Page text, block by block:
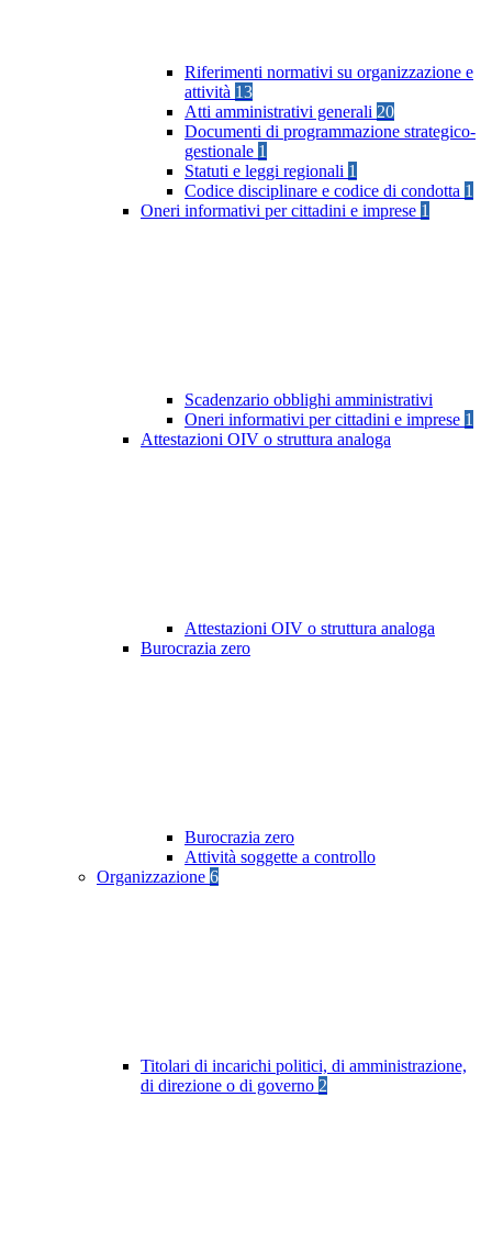
Riferimenti normativi su organizzazione e
attività 13
Atti amministrativi generali 20
Documenti di programmazione strategico-
gestionale 1
Statuti e leggi regionali 1
Codice disciplinare e codice di condotta 1
Oneri informativi per cittadini e imprese 1
Scadenzario obblighi amministrativi
Oneri informativi per cittadini e imprese 1
Attestazioni OIV o struttura analoga
Attestazioni OIV o struttura analoga
Burocrazia zero
Burocrazia zero
Attività soggette a controllo
Organizzazione 6
Titolari di incarichi politici, di amministrazione,
di direzione o di governo 2